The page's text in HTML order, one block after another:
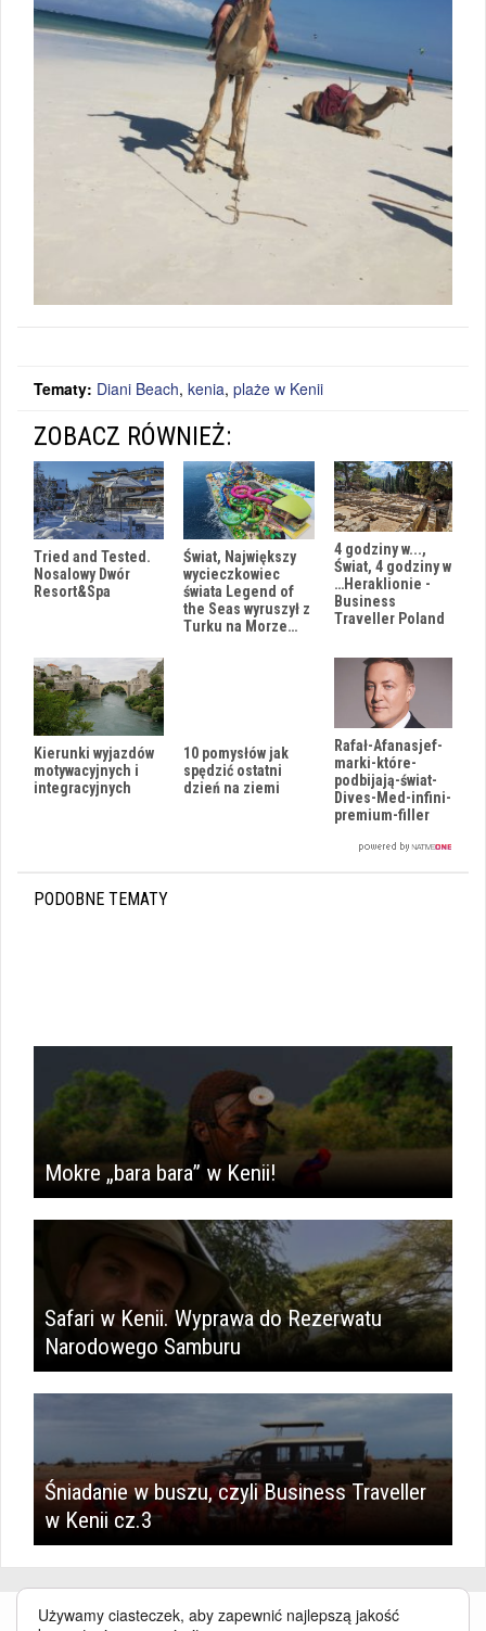
Tematy: Diani Beach, kenia, plaże w Kenii
ZOBACZ RÓWNIEŻ:
Tried and Tested.
Nosalowy Dwór
Resort&Spa
Świat, Największy
wycieczkowiec
świata Legend of
the Seas wyruszył z
Turku na Morze…
4 godziny w...,
Świat, 4 godziny w
…Heraklionie -
Business
Traveller Poland
Kierunki wyjazdów
motywacyjnych i
integracyjnych
10 pomysłów jak
spędzić ostatni
dzień na ziemi
Rafał-Afanasjef-
marki-które-
podbijają-świat-
Dives-Med-infini-
premium-filler
PODOBNE TEMATY
Mokre „bara bara” w Kenii!
Safari w Kenii. Wyprawa do Rezerwatu
Narodowego Samburu
Śniadanie w buszu, czyli Business Traveller
w Kenii cz.3
Używamy ciasteczek, aby zapewnić najlepszą jakość